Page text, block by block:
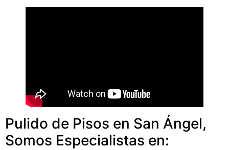
Pulido de Pisos en San Ángel,
Somos Especialistas en: